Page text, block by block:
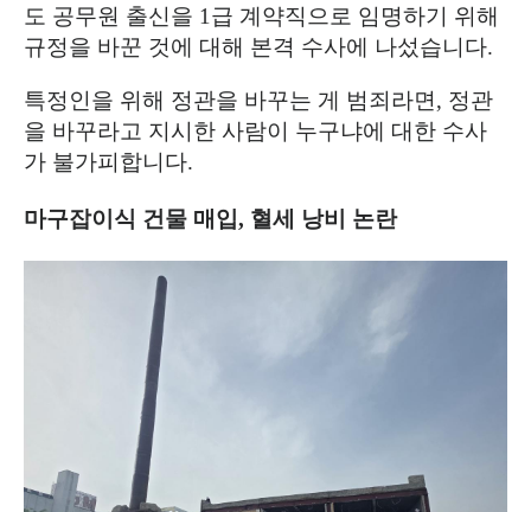
도 공무원 출신을 1급 계약직으로 임명하기 위해
규정을 바꾼 것에 대해 본격 수사에 나섰습니다.
특정인을 위해 정관을 바꾸는 게 범죄라면, 정관
을 바꾸라고 지시한 사람이 누구냐에 대한 수사
가 불가피합니다.
마구잡이식 건물 매입, 혈세 낭비 논란